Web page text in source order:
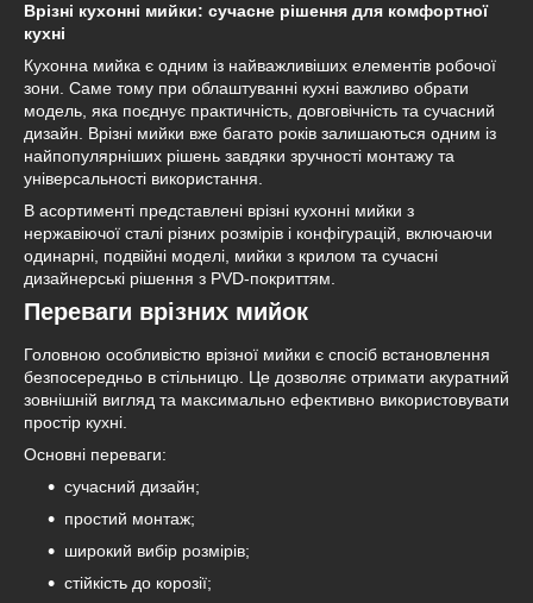
Врізні кухонні мийки: сучасне рішення для комфортної
кухні
Кухонна мийка є одним із найважливіших елементів робочої
зони. Саме тому при облаштуванні кухні важливо обрати
модель, яка поєднує практичність, довговічність та сучасний
дизайн. Врізні мийки вже багато років залишаються одним із
найпопулярніших рішень завдяки зручності монтажу та
універсальності використання.
В асортименті представлені врізні кухонні мийки з
нержавіючої сталі різних розмірів і конфігурацій, включаючи
одинарні, подвійні моделі, мийки з крилом та сучасні
дизайнерські рішення з PVD-покриттям.
Переваги врізних мийок
Головною особливістю врізної мийки є спосіб встановлення
безпосередньо в стільницю. Це дозволяє отримати акуратний
зовнішній вигляд та максимально ефективно використовувати
простір кухні.
Основні переваги:
сучасний дизайн;
простий монтаж;
широкий вибір розмірів;
стійкість до корозії;